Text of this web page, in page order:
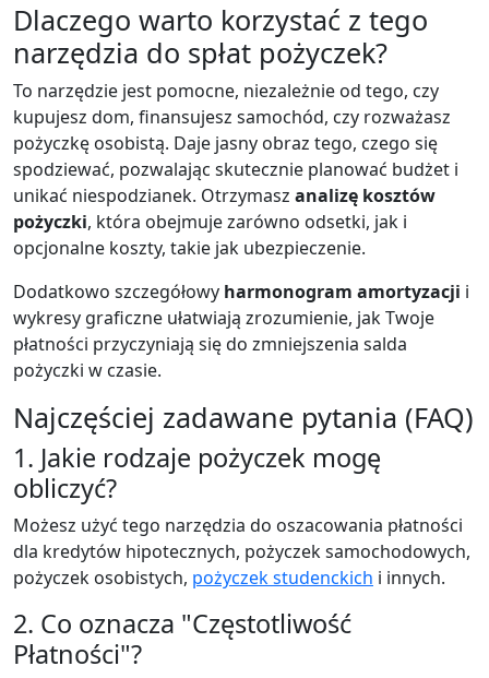
Dlaczego warto korzystać z tego
narzędzia do spłat pożyczek?
To narzędzie jest pomocne, niezależnie od tego, czy
kupujesz dom, finansujesz samochód, czy rozważasz
pożyczkę osobistą. Daje jasny obraz tego, czego się
spodziewać, pozwalając skutecznie planować budżet i
unikać niespodzianek. Otrzymasz analizę kosztów
pożyczki, która obejmuje zarówno odsetki, jak i
opcjonalne koszty, takie jak ubezpieczenie.
Dodatkowo szczegółowy harmonogram amortyzacji i
wykresy graficzne ułatwiają zrozumienie, jak Twoje
płatności przyczyniają się do zmniejszenia salda
pożyczki w czasie.
Najczęściej zadawane pytania (FAQ)
1. Jakie rodzaje pożyczek mogę
obliczyć?
Możesz użyć tego narzędzia do oszacowania płatności
dla kredytów hipotecznych, pożyczek samochodowych,
pożyczek osobistych, pożyczek studenckich i innych.
2. Co oznacza "Częstotliwość
Płatności"?